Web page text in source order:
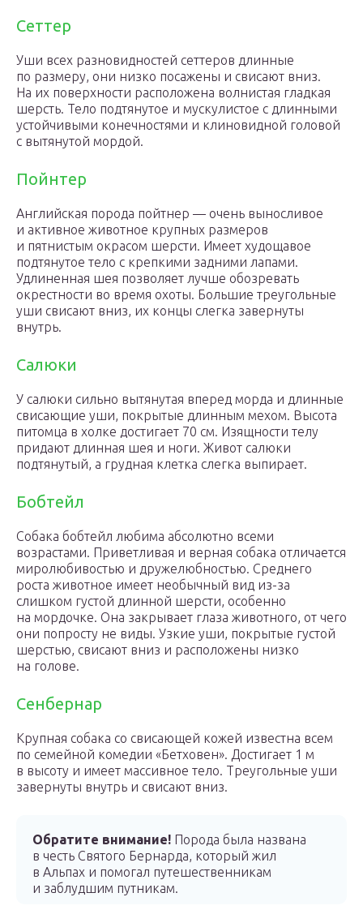
Сеттер
Уши всех разновидностей сеттеров длинные
по размеру, они низко посажены и свисают вниз.
На их поверхности расположена волнистая гладкая
шерсть. Тело подтянутое и мускулистое с длинными
устойчивыми конечностями и клиновидной головой
с вытянутой мордой.
Пойнтер
Английская порода пойтнер — очень выносливое
и активное животное крупных размеров
и пятнистым окрасом шерсти. Имеет худощавое
подтянутое тело с крепкими задними лапами.
Удлиненная шея позволяет лучше обозревать
окрестности во время охоты. Большие треугольные
уши свисают вниз, их концы слегка завернуты
внутрь.
Салюки
У салюки сильно вытянутая вперед морда и длинные
свисающие уши, покрытые длинным мехом. Высота
питомца в холке достигает 70 см. Изящности телу
придают длинная шея и ноги. Живот салюки
подтянутый, а грудная клетка слегка выпирает.
Бобтейл
Собака бобтейл любима абсолютно всеми
возрастами. Приветливая и верная собака отличается
миролюбивостью и дружелюбностью. Среднего
роста животное имеет необычный вид из-за
слишком густой длинной шерсти, особенно
на мордочке. Она закрывает глаза животного, от чего
они попросту не виды. Узкие уши, покрытые густой
шерстью, свисают вниз и расположены низко
на голове.
Сенбернар
Крупная собака со свисающей кожей известна всем
по семейной комедии «Бетховен». Достигает 1 м
в высоту и имеет массивное тело. Треугольные уши
завернуты внутрь и свисают вниз.
Обратите внимание! Порода была названа
в честь Святого Бернарда, который жил
в Альпах и помогал путешественникам
и заблудшим путникам.